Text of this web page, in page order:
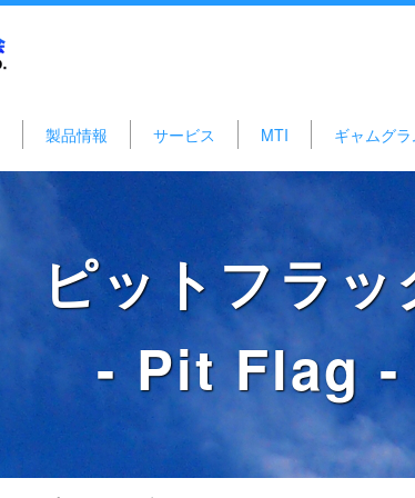
製品情報 サービス MTI ギャムグラ
ピットフラッ
- Pit Flag -